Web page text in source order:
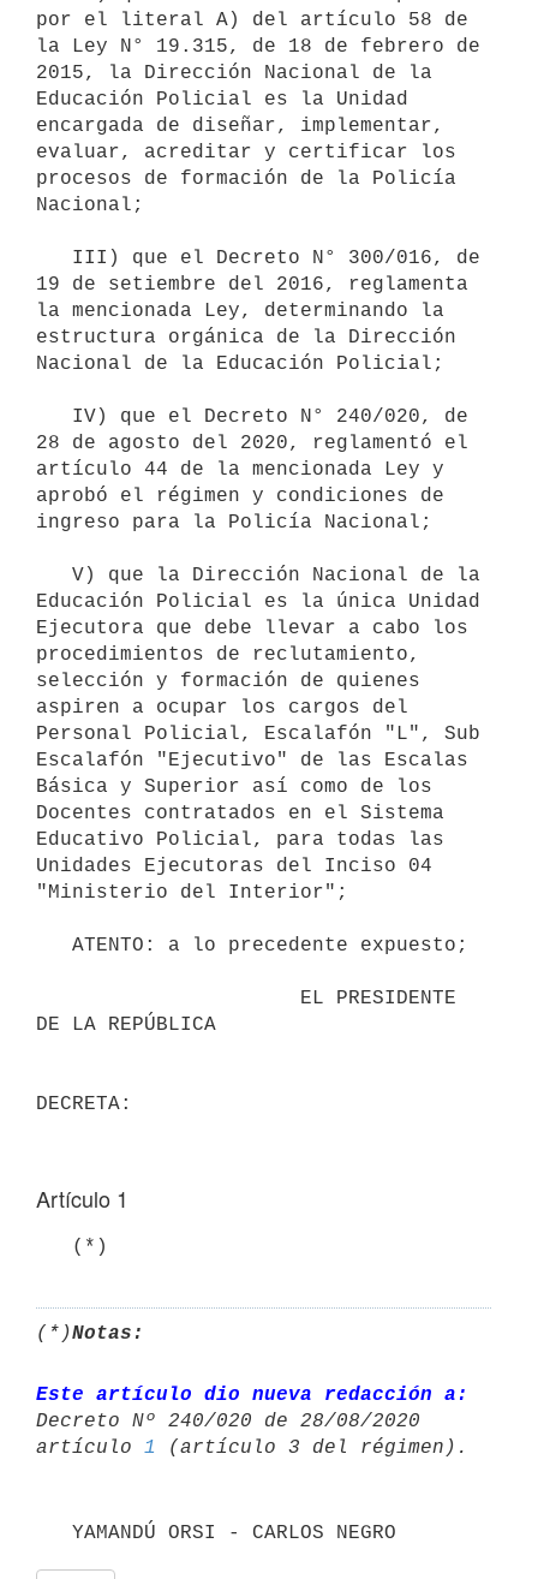
por el literal A) del artículo 58 de
la Ley N° 19.315, de 18 de febrero de
2015, la Dirección Nacional de la
Educación Policial es la Unidad
encargada de diseñar, implementar,
evaluar, acreditar y certificar los
procesos de formación de la Policía
Nacional;
19 de setiembre del 2016, reglamenta
la mencionada Ley, determinando la
estructura orgánica de la Dirección
Nacional de la Educación Policial;
28 de agosto del 2020, reglamentó el
artículo 44 de la mencionada Ley y
aprobó el régimen y condiciones de
ingreso para la Policía Nacional;
Educación Policial es la única Unidad
Ejecutora que debe llevar a cabo los
procedimientos de reclutamiento,
selección y formación de quienes
aspiren a ocupar los cargos del
Personal Policial, Escalafón "L", Sub
Escalafón "Ejecutivo" de las Escalas
Básica y Superior así como de los
Docentes contratados en el Sistema
Educativo Policial, para todas las
Unidades Ejecutoras del Inciso 04
"Ministerio del Interior";
DE LA REPÚBLICA
Artículo 1
   (*)
(*)Notas:
Este artículo dio nueva redacción a:
Decreto Nº 240/020 de 28/08/2020
artículo 1